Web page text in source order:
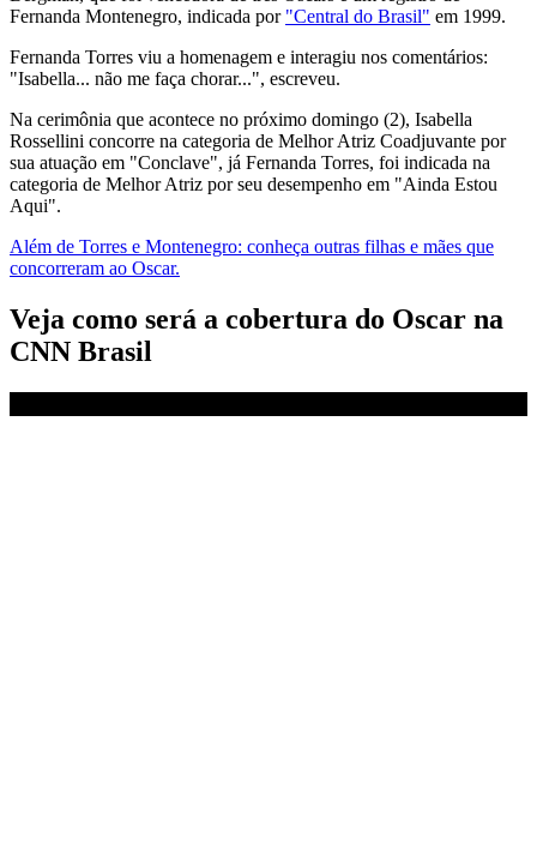
Fernanda Montenegro, indicada por "Central do Brasil" em 1999.
Fernanda Torres viu a homenagem e interagiu nos comentários:
"Isabella... não me faça chorar...", escreveu.
Na cerimônia que acontece no próximo domingo (2), Isabella
Rossellini concorre na categoria de Melhor Atriz Coadjuvante por
sua atuação em "Conclave", já Fernanda Torres, foi indicada na
categoria de Melhor Atriz por seu desempenho em "Ainda Estou
Aqui".
Além de Torres e Montenegro: conheça outras filhas e mães que
concorreram ao Oscar.
Veja como será a cobertura do Oscar na
CNN Brasil